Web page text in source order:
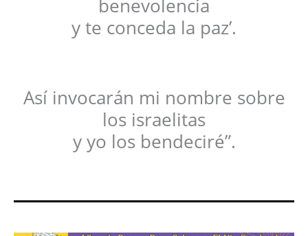
benevolencia
y te conceda la paz’.
Así invocarán mi nombre sobre
los israelitas
y yo los bendeciré”.